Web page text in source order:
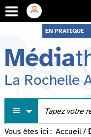
menu
contenu
recherche
EN PRATIQUE
Média
La Rochelle
Vous êtes ici : Accueil /